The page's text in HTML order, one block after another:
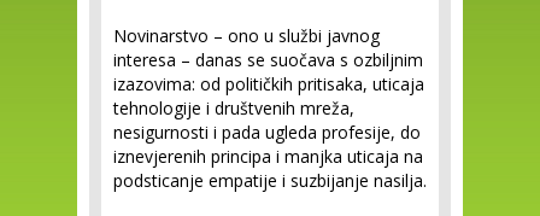
Novinarstvo – ono u službi javnog
interesa – danas se suočava s ozbiljnim
izazovima: od političkih pritisaka, uticaja
tehnologije i društvenih mreža,
nesigurnosti i pada ugleda profesije, do
iznevjerenih principa i manjka uticaja na
podsticanje empatije i suzbijanje nasilja.